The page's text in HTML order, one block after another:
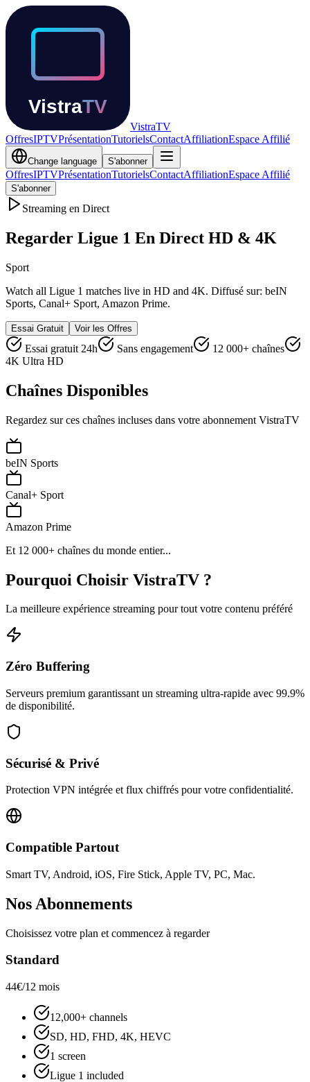
VistraTV
OffresIPTVPrésentationTutorielsContactAffiliationEspace Affilié
Change language S'abonner
OffresIPTVPrésentationTutorielsContactAffiliationEspace Affilié
S'abonner
Streaming en Direct
Regarder Ligue 1 En Direct HD & 4K
Sport
Watch all Ligue 1 matches live in HD and 4K. Diffusé sur: beIN
Sports, Canal+ Sport, Amazon Prime.
Essai Gratuit Voir les Offres
Essai gratuit 24h Sans engagement
12 000+ chaînes
4K Ultra HD
Chaînes Disponibles
Regardez sur ces chaînes incluses dans votre abonnement VistraTV
beIN Sports
Canal+ Sport
Amazon Prime
Et 12 000+ chaînes du monde entier...
Pourquoi Choisir VistraTV ?
La meilleure expérience streaming pour tout votre contenu préféré
Zéro Buffering
Serveurs premium garantissant un streaming ultra-rapide avec 99.9%
de disponibilité.
Sécurisé & Privé
Protection VPN intégrée et flux chiffrés pour votre confidentialité.
Compatible Partout
Smart TV, Android, iOS, Fire Stick, Apple TV, PC, Mac.
Nos Abonnements
Choisissez votre plan et commencez à regarder
Standard
44€/12 mois
12,000+ channels
SD, HD, FHD, 4K, HEVC
1 screen
Ligue 1 included